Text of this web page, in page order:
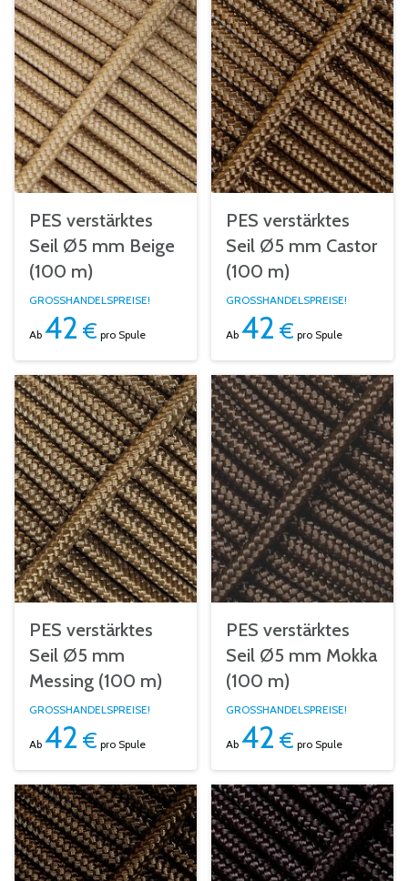
PES verstärktes
Seil Ø5 mm Beige
(100 m)
GROSSHANDELSPREISE!
Ab 42 € pro Spule
PES verstärktes
Seil Ø5 mm Castor
(100 m)
GROSSHANDELSPREISE!
Ab 42 € pro Spule
PES verstärktes
Seil Ø5 mm
Messing (100 m)
GROSSHANDELSPREISE!
Ab 42 € pro Spule
PES verstärktes
Seil Ø5 mm Mokka
(100 m)
GROSSHANDELSPREISE!
Ab 42 € pro Spule